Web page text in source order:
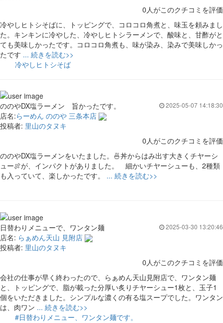
0人がこのクチコミを評価
冷やしヒトシそばに、トッピングで、コロコロ角煮と、味玉を頼みまし
た。キンキンに冷やした、冷やしヒトシラーメンで、酸味と、甘酢がと
ても美味しかったです。コロコロ角煮も、味が染み、染みで美味しかっ
たです ... 続きを読む>>
冷やしヒトシそば
2025-05-07 14:18:30
ののやDX塩ラーメン 旨かったです。
店名:らーめん ののや 三条本店
投稿者: 里山のタヌキ
0人がこのクチコミを評価
ののやDX塩ラーメンをいたました。🍜丼からはみ出す大きくチヤーシ
ュー🍖が、インパクトがありました。 細かいチヤーシューも、2種類
も入っていて、楽しかったです。
... 続きを読む>>
2025-03-30 13:20:46
日替わりメニューで、ワンタン麺
店名: らぁめん天山 見附店
投稿者: 里山のタヌキ
0人がこのクチコミを評価
会社の仕事が早く終わったので、らぁめん天山見附店で、ワンタン麺
と、トッピングで、脂が載った分厚い炙りチヤーシュー1枚と、玉子1
個をいただきました。シンプルな濃くの有る塩スープでした。ワンタン
は、肉ワン ... 続きを読む>>
#日替わりメニュー、ワンタン麺です。